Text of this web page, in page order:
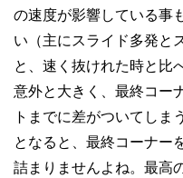
の速度が影響している事
い（主にスライド多発と
と、速く抜けれた時と比
意外と大きく、最終コー
トまでに差がついてしま
となると、最終コーナー
詰まりませんよね。最高